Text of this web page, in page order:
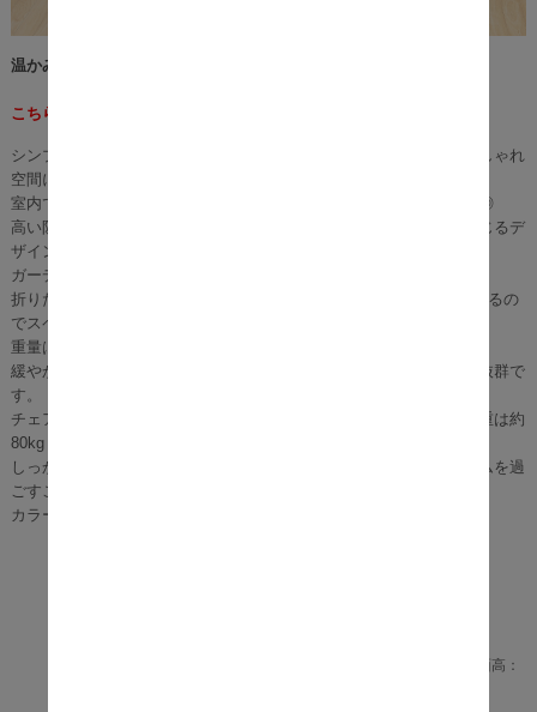
温かみのある便利なフォールディングチェア
こちらの商品は、同色２脚セットの商品ページとなります。
シンプルなのに洗礼されたデザインで、室内外問わず置くだけでおしゃれ
空間に。
室内ではアンティーク風に、もちろんガーデンなど屋外での使用も◎
高い防虫効果と耐久性のあるアカシアを使用した、木の温かみを感じるデ
ザインで心が安らぎます。
ガーデンチェアとしても、ダイニングチェアとしても活躍します。
折りたたむと厚さ10.5cm になり、使わない時は折り畳んで収納できるの
でスペース削減になります。
重量は約11kg なので、持ち運びもできアウトドアでも活躍します。
緩やかにカーブした座面と背面がお尻と背中を包み込み、座り心地抜群で
す。
チェアに体を預けて、優雅なひと時を過ごすことができます。耐荷重は約
80kg です。
しっかりとした脚組で、安定感があります。安心してくつろぎタイムを過
ごすことができます。
カラーはブラウンとホワイトの２色をご用意いたしました。
チェア： 幅 42.5cm x 奥行 62cm x 高さ 91cm(座面高：